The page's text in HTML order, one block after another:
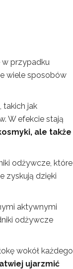
przypadku
wiele sposobów
takich jak
W efekcie stają
ale także
odżywcze, które
zyskują dzięki
aktywnymi
odżywcze
wokół każdego
ujarzmić